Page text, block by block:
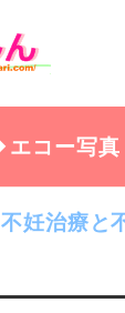
エコー写真
不妊治療と